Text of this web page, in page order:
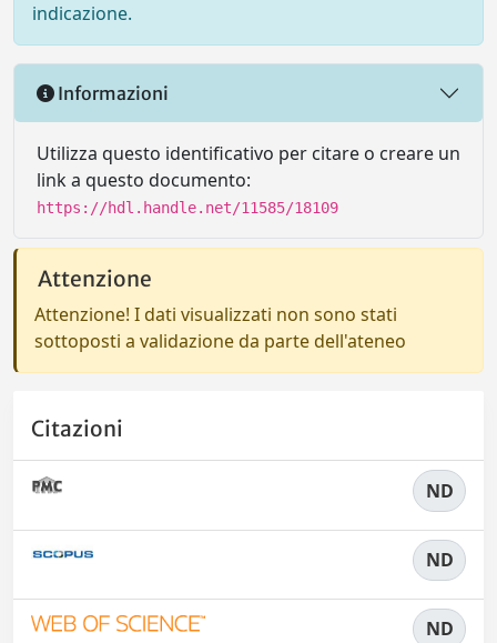
indicazione.
Informazioni
Utilizza questo identificativo per citare o creare un
link a questo documento:
https://hdl.handle.net/11585/18109
Attenzione
Attenzione! I dati visualizzati non sono stati
sottoposti a validazione da parte dell'ateneo
Citazioni
ND
ND
ND